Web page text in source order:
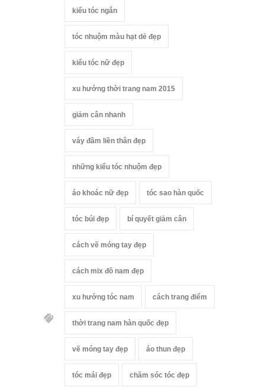
kiểu tóc ngắn
tóc nhuộm màu hạt dẻ đẹp
kiểu tóc nữ đẹp
xu hướng thời trang nam 2015
giảm cân nhanh
váy đầm liền thân đẹp
những kiểu tóc nhuộm đẹp
áo khoác nữ đẹp tóc sao hàn quốc
tóc búi đẹp bí quyết giảm cân
cách vẽ móng tay đẹp
cách mix đồ nam đẹp
xu hướng tóc nam cách trang điểm
thời trang nam hàn quốc đẹp
vẽ móng tay đẹp áo thun đẹp
tóc mái đẹp chăm sóc tóc đẹp